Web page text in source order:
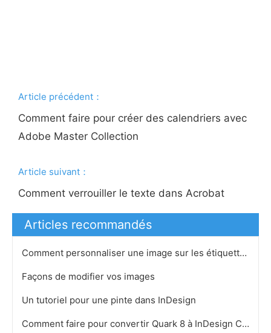
Article précédent：
Comment faire pour créer des calendriers avec
Adobe Master Collection
Article suivant：
Comment verrouiller le texte dans Acrobat
Articles recommandés
Comment personnaliser une image sur les étiquettes de CD
Façons de modifier vos images
Un tutoriel pour une pinte dans InDesign
Comment faire pour convertir Quark 8 à InDesign CS4